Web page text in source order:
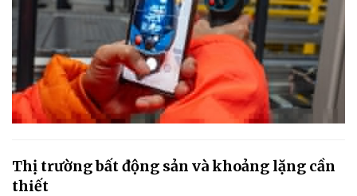
Thị trường bất động sản và khoảng lặng cần
thiết